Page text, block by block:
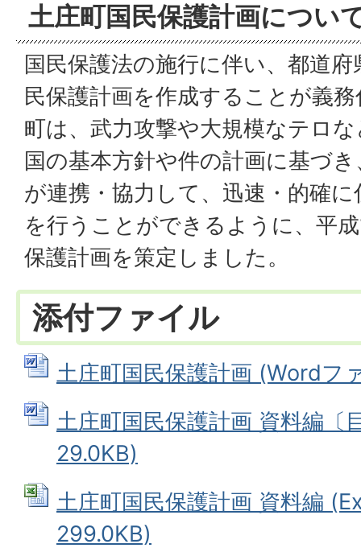
土庄町国民保護計画につい
国民保護法の施行に伴い、都道
民保護計画を作成することが義
町は、武力攻撃や大規模なテロ
国の基本方針や件の計画に基づ
が連携・協力して、迅速・的確
を行うことができるように、平
保護計画を策定しました。
添付ファイル
土庄町国民保護計画 (Wordフ
土庄町国民保護計画 資料編〔
29.0KB)
土庄町国民保護計画 資料編
299.0KB)